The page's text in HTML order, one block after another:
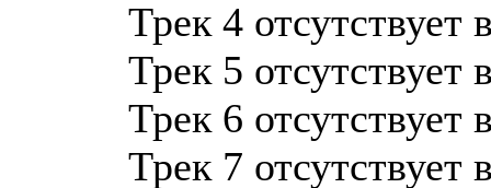
Трек 4 отсутствует
Трек 5 отсутствует
Трек 6 отсутствует
Трек 7 отсутствует